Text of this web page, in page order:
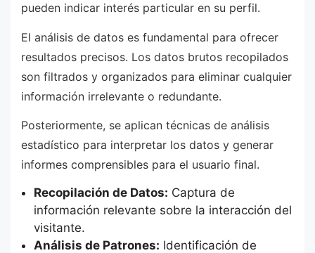
pueden indicar interés particular en su perfil.
El análisis de datos es fundamental para ofrecer
resultados precisos. Los datos brutos recopilados
son filtrados y organizados para eliminar cualquier
información irrelevante o redundante.
Posteriormente, se aplican técnicas de análisis
estadístico para interpretar los datos y generar
informes comprensibles para el usuario final.
Recopilación de Datos: Captura de
información relevante sobre la interacción del
visitante.
Análisis de Patrones: Identificación de